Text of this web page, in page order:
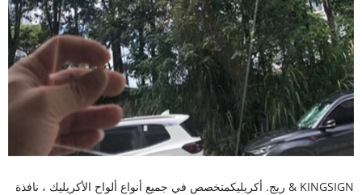
KINGSIGN & ريج. أكريليك
متخصص في جميع أنواع ألواح الأكريليك ، نافذة